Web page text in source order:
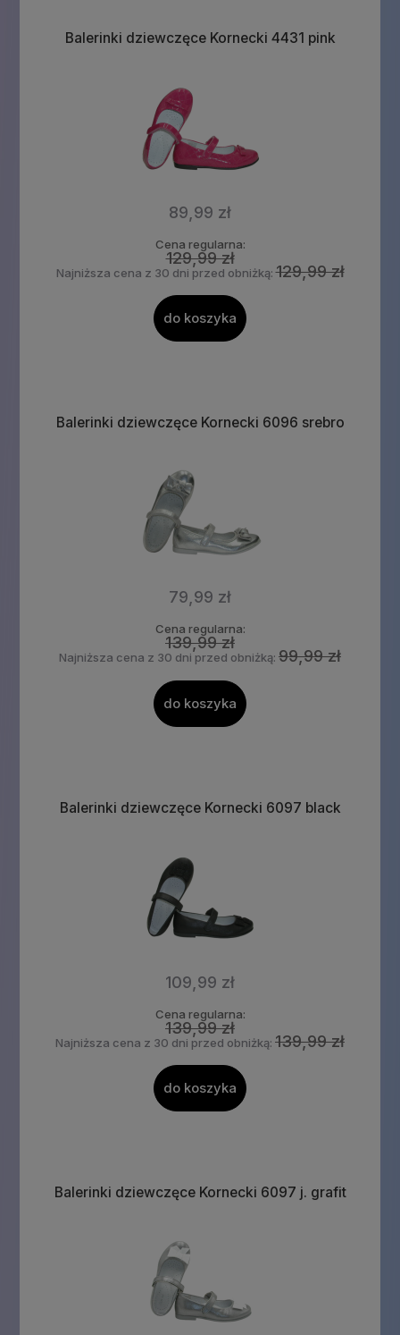
Balerinki dziewczęce Kornecki 4431 pink
89,99 zł
Cena regularna:
129,99 zł
Najniższa cena z 30 dni przed obniżką:129,99 zł
do koszyka
Balerinki dziewczęce Kornecki 6096 srebro
79,99 zł
Cena regularna:
139,99 zł
Najniższa cena z 30 dni przed obniżką: 99,99 zł
do koszyka
Balerinki dziewczęce Kornecki 6097 black
109,99 zł
Cena regularna:
139,99 zł
Najniższa cena z 30 dni przed obniżką: 139,99 zł
do koszyka
Balerinki dziewczęce Kornecki 6097 j. grafit